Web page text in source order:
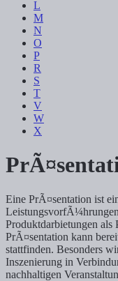
L
M
N
O
P
R
S
T
V
W
X
Eine PrÃ¤sentation ist
Produktdarbietungen als
PrÃ¤sentation kann
stattfinden. Besonders
Inszenierung in
nachhaltigen